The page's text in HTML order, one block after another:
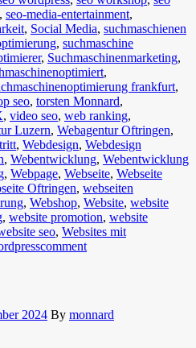
, seo-media-entertainment,
, Social Media, suchmaschienen
, suchmaschine
, Suchmaschinenmarketing,
,
frankfurt,
seo, torsten Monnard,
, video seo, web ranking,
Luzern, Webagentur Oftringen,
, Webdesign, Webdesign
, Webentwicklung, Webentwicklung
, Webpage, Webseite, Webseite
Oftringen, webseiten
, Webshop, Website, website
, website promotion, website
seo, Websites mit
comment
2024 By monnard